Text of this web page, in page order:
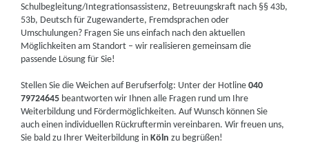
Schulbegleitung/Integrationsassistenz, Betreuungskraft nach §§ 43b,
53b, Deutsch für Zugewanderte, Fremdsprachen oder
Umschulungen? Fragen Sie uns einfach nach den aktuellen
Möglichkeiten am Standort – wir realisieren gemeinsam die
passende Lösung für Sie!
Stellen Sie die Weichen auf Berufserfolg: Unter der Hotline040
79724645 beantworten wir Ihnen alle Fragen rund um Ihre
Weiterbildung und Fördermöglichkeiten. Auf Wunsch können Sie
auch einen individuellen Rückruftermin vereinbaren. Wir freuen uns,
Sie bald zu Ihrer Weiterbildung inKöln zu begrüßen!